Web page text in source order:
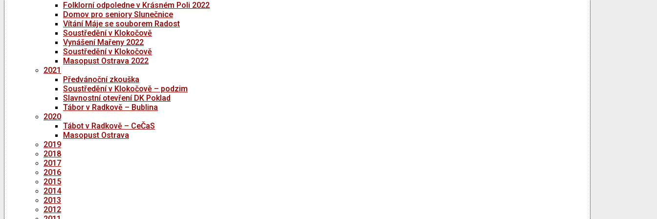
Folklorní odpoledne v Krásném Poli 2022
Domov pro seniory Slunečnice
Vítání Máje se souborem Radost
Soustředění v Klokočově
Vynášení Mařeny 2022
Soustředění v Klokočově
Masopust Ostrava 2022
2021
Předvánoční zkouška
Soustředění v Klokočově – podzim
Slavnostní otevření DK Poklad
Tábor v Radkově – Bublina
2020
Tábot v Radkově – CeČaS
Masopust Ostrava
2019
2018
2017
2016
2015
2014
2013
2012